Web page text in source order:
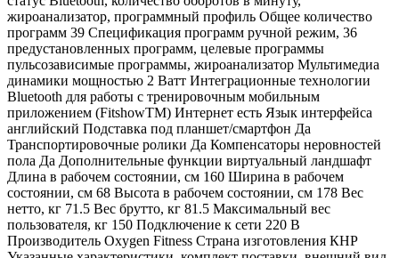
жироанализатор, программный профиль Общее количество
программ 39 Спецификация программ ручной режим, 36
предустановленных программ, целевые программы
пульсозависимые программы, жироанализатор Мультимедиа
динамики мощностью 2 Ватт Интеграционные технологии
Bluetooth для работы с тренировочным мобильным
приложением (FitshowTM) Интернет есть Язык интерфейса
английский Подставка под планшет/смартфон Да
Транспортировочные ролики Да Компенсаторы неровностей
пола Да Дополнительные функции виртуальный ландшафт
Длина в рабочем состоянии, см 160 Ширина в рабочем
состоянии, см 68 Высота в рабочем состоянии, см 178 Вес
нетто, кг 71.5 Вес брутто, кг 81.5 Максимальный вес
пользователя, кг 150 Подключение к сети 220 В
Производитель Oxygen Fitness Страна изготовления КНР